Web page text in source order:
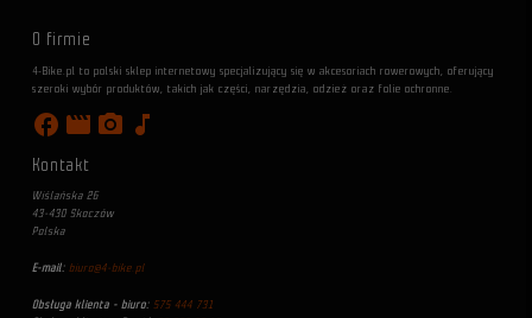
O firmie
4-Bike.pl to polski sklep internetowy specjalizujący się w akcesoriach rowerowych, oferujący
szeroki wybór produktów, takich jak części, narzędzia, odzież oraz folie ochronne.
facebook movie photo_camera music_note
Kontakt
Wiślańska 26
43-430 Skoczów
Polska
E-mail: biuro@4-bike.pl
Obsługa klienta - biuro: 575 444 731